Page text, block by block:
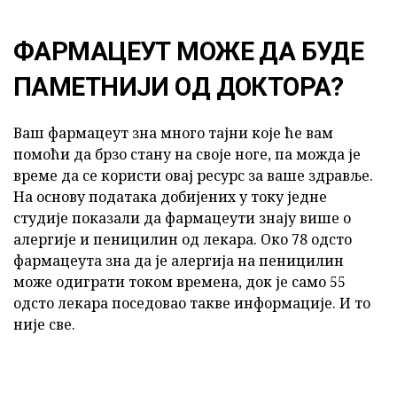
ФАРМАЦЕУТ МОЖЕ ДА БУДЕ
ПАМЕТНИЈИ ОД ДОКТОРА?
Ваш фармацеут зна много тајни које ће вам
помоћи да брзо стану на своје ноге, па можда је
време да се користи овај ресурс за ваше здравље.
На основу података добијених у току једне
студије показали да фармацеути знају више о
алергије и пеницилин од лекара. Око 78 одсто
фармацеута зна да је алергија на пеницилин
може одиграти током времена, док је само 55
одсто лекара поседовао такве информације. И то
није све.